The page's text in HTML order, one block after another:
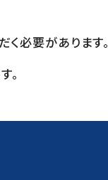
必要があります。
。